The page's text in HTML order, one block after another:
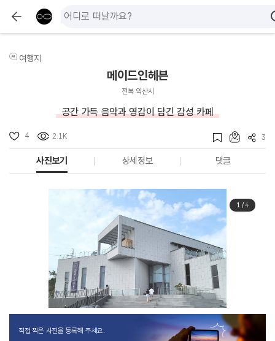
여행지
메이드인헤븐
전북 익산시
공간 가득 음악과 영감이 담긴 감성 카페
4 2.1K 3
사진보기 상세정보 댓글
1/4
직접 찍은 사진을 등록해 주세요.